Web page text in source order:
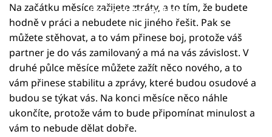
Failed to fetch
Na začátku měsíce zažijete ztráty, a to tím, že budete
hodně v práci a nebudete nic jiného řešit. Pak se
můžete stěhovat, a to vám přinese boj, protože váš
partner je do vás zamilovaný a má na vás závislost. V
druhé půlce měsíce můžete zažít něco nového, a to
vám přinese stabilitu a zprávy, které budou osudové a
budou se týkat vás. Na konci měsíce něco náhle
ukončíte, protože vám to bude připomínat minulost a
vám to nebude dělat dobře.